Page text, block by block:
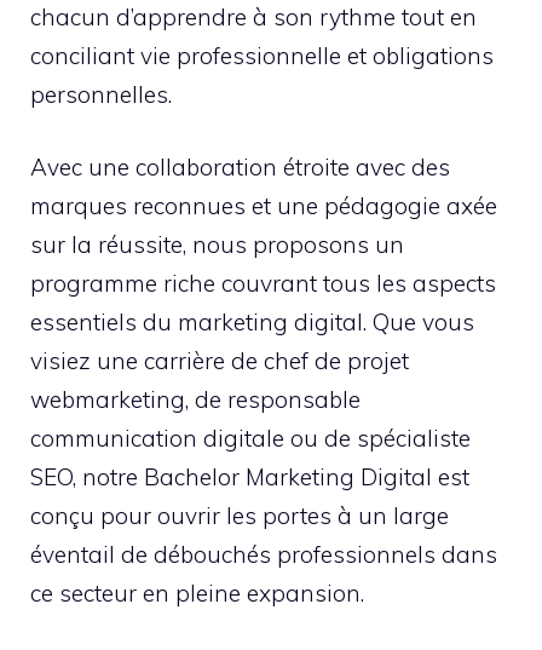
chacun d’apprendre à son rythme tout en
conciliant vie professionnelle et obligations
personnelles.
Avec une collaboration étroite avec des
marques reconnues et une pédagogie axée
sur la réussite, nous proposons un
programme riche couvrant tous les aspects
essentiels du marketing digital. Que vous
visiez une carrière de chef de projet
webmarketing, de responsable
communication digitale ou de spécialiste
SEO, notre Bachelor Marketing Digital est
conçu pour ouvrir les portes à un large
éventail de débouchés professionnels dans
ce secteur en pleine expansion.